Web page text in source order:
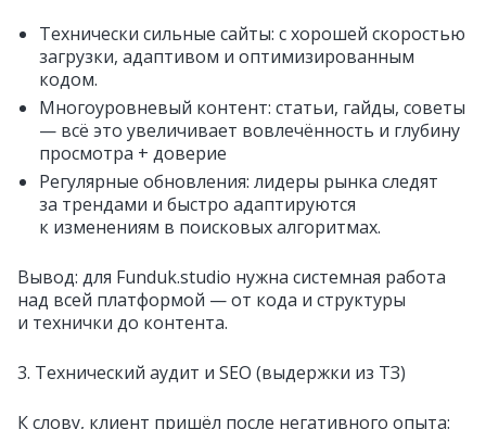
Технически сильные сайты: с хорошей скоростью
загрузки, адаптивом и оптимизированным
кодом.
Многоуровневый контент: статьи, гайды, советы
— всё это увеличивает вовлечённость и глубину
просмотра + доверие
Регулярные обновления: лидеры рынка следят
за трендами и быстро адаптируются
к изменениям в поисковых алгоритмах.
Вывод: для Funduk.studio нужна системная работа
над всей платформой — от кода и структуры
и технички до контента.
3. Технический аудит и SEO (выдержки из ТЗ)
К слову, клиент пришёл после негативного опыта: